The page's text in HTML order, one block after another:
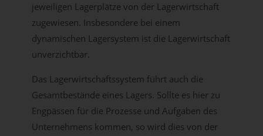
jeweiligen Lagerplätze von der Lagerwirtschaft
zugewiesen. Insbesondere bei einem
dynamischen Lagersystem ist die Lagerwirtschaft
unverzichtbar.
Das Lagerwirtschaftssystem führt auch die
Gesamtbestände eines Lagers. Sollte es hier zu
Engpässen für die Prozesse und Aufgaben des
Unternehmens kommen, so wird dies von der